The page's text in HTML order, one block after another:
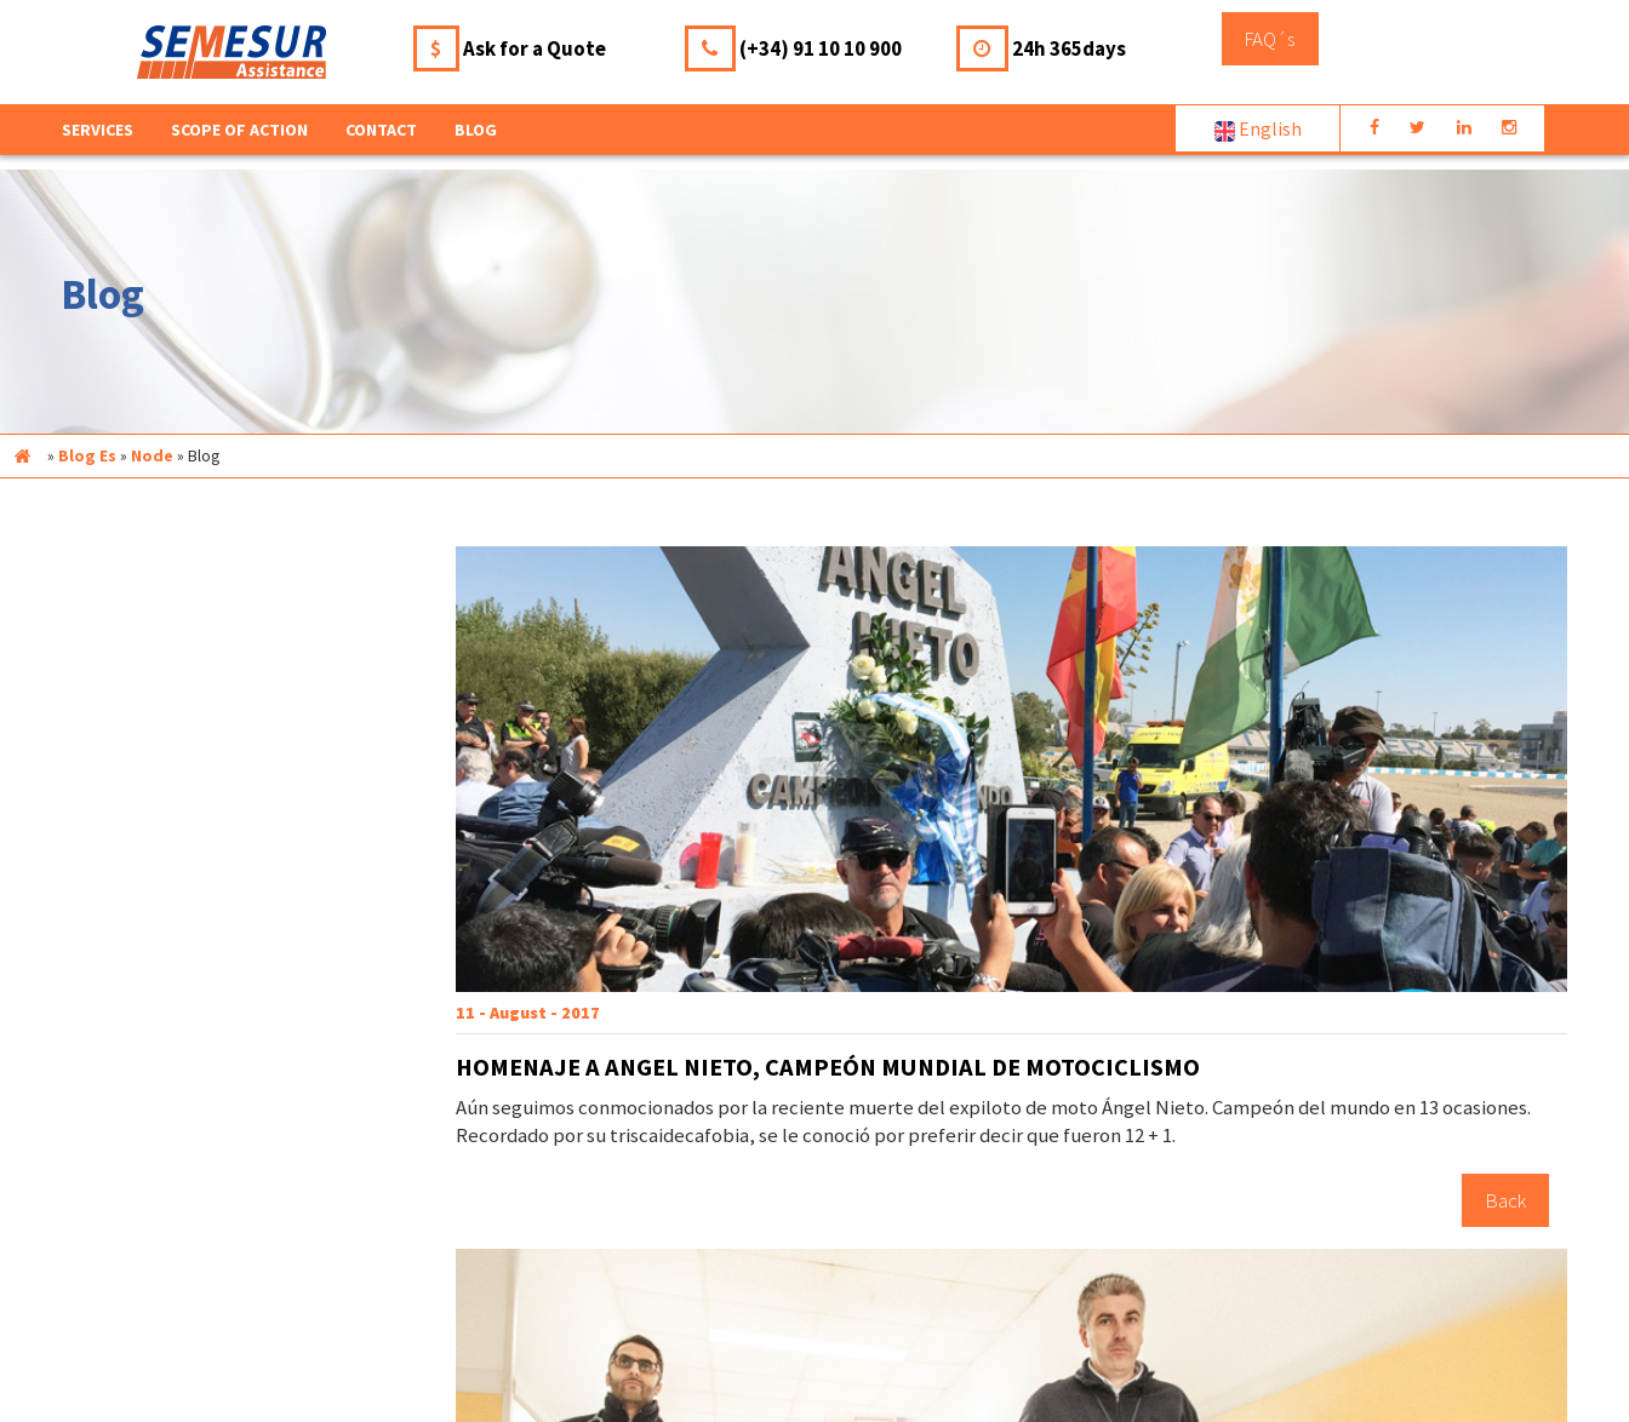
$ Ask for a Quote (+34) 91 10 10 900 24h 365days FAQ´s
SERVICES SCOPE OF ACTION CONTACT BLOG English
Blog
Inicio » Blog Es » Node » Blog
11 - August - 2017
HOMENAJE A ANGEL NIETO, CAMPEÓN MUNDIAL DE MOTOCICLISMO
Aún seguimos conmocionados por la reciente muerte del expiloto de moto Ángel Nieto. Campeón del mundo en 13 ocasiones.
Recordado por su triscaidecafobia, se le conoció por preferir decir que fueron 12 + 1.
Back